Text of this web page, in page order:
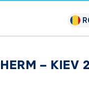
– KIEV